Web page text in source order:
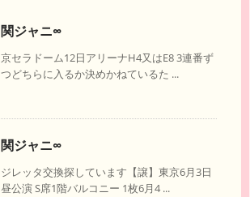
関ジャニ∞
京セラドーム12日アリーナH4又はE8 3連番ず
つどちらに入るか決めかねているた ...
関ジャニ∞
ジレッタ交換探しています【譲】東京6月3日
昼公演 S席1階バルコニー 1枚6月4 ...